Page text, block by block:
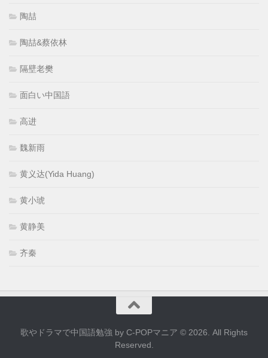
陶喆
陶喆&蔡依林
隔壁老樊
面白い中国語
高进
魏新雨
黄义达(Yida Huang)
黄小琥
黄静美
齐秦
歌やドラマで中国語勉強 by C-POPマニア © 2026. All Rights
Reserved.